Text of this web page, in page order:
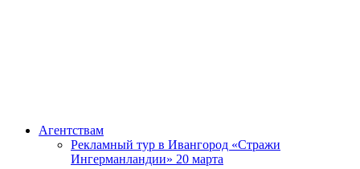
Агентствам
Рекламный тур в Ивангород «Стражи
Ингерманландии» 20 марта